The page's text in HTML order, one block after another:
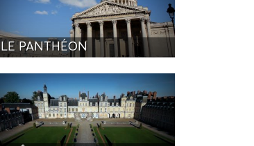
LE PANTHÉON